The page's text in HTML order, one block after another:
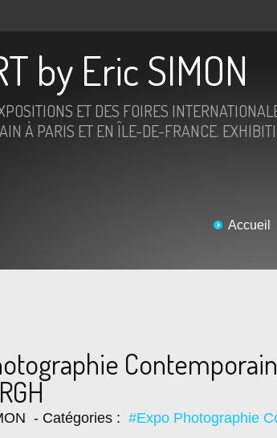
by Eric SIMON
ET DES FOIRES
À PARIS ET EN ÎLE-DE-FRANCE.
Accueil
- Catégories : #Expo Photographie